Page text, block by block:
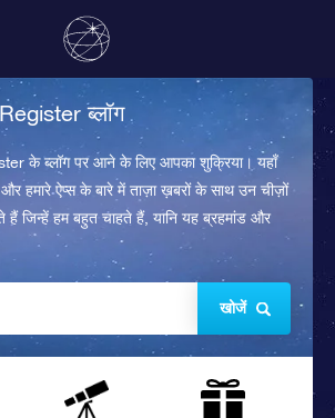
ब्लॉग
के ब्लॉग पर आने के लिए आपका शुक्रिया। यहाँ
हमारे ऐप्स के बारे में ताज़ा ख़बरों के साथ उन चीज़ों
हैं जिन्हें हम बहुत चाहते हैं, यानि यह ब्रहमांड और
खोजें